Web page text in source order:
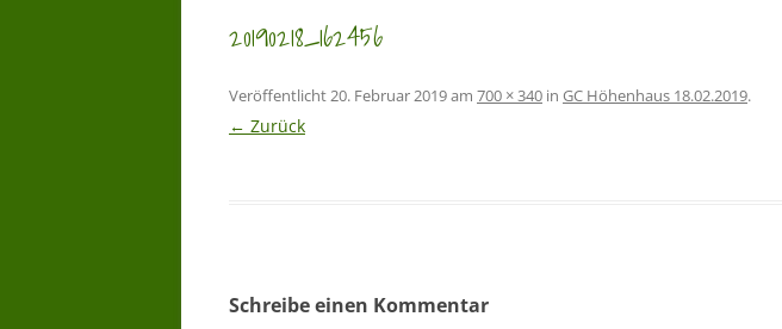
20190218_162456
Veröffentlicht20. Februar 2019am 700 × 340 in GC Höhenhaus 18.02.2019.
← Zurück
Schreibe einen Kommentar